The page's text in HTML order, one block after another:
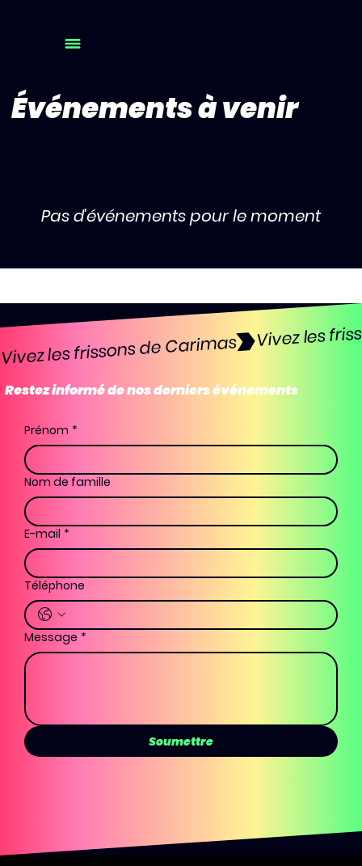
Événements à venir
Pas d'événements pour le moment
Vivez les frissons de Carimas
Restez informé de nos derniers événements
Prénom *
Nom de famille
E-mail *
Téléphone
Message *
Soumettre